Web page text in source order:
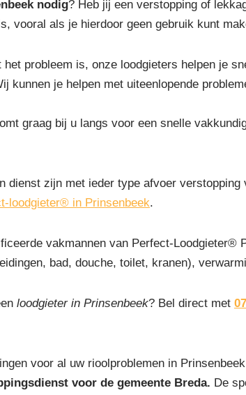
nodig? Heb jij een verstopping of
vooral als je hierdoor geen gebruik kunt
het probleem is, onze loodgieters helpen je
kunnen je helpen met uiteenlopende
graag bij u langs voor een snelle
dienst zijn met ieder type afvoer
loodgieter® in Prinsenbeek.
vakmannen van Perfect-
bad, douche, toilet, kranen),
loodgieter in Prinsenbeek? Bel direct met
voor al uw rioolproblemen in
voor de gemeente Breda. De